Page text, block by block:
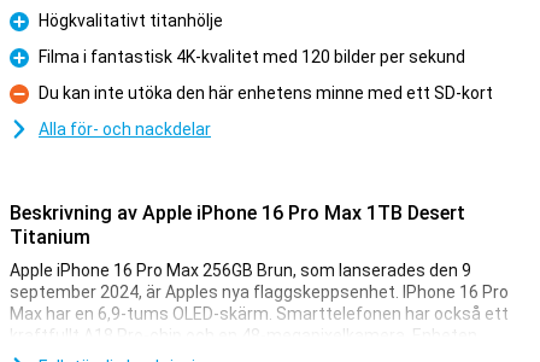
Fördelar
Högkvalitativt titanhölje
Fördelar
Filma i fantastisk 4K-kvalitet med 120 bilder per sekund
Nackdelar
Du kan inte utöka den här enhetens minne med ett SD-kort
Alla för- och nackdelar
Beskrivning av Apple iPhone 16 Pro Max 1TB Desert
Titanium
Apple iPhone 16 Pro Max 256GB Brun, som lanserades den 9
september 2024, är Apples nya flaggskeppsenhet. IPhone 16 Pro
Max har en 6,9-tums OLED-skärm. Smarttelefonen har också ett
kraftfullt A18 Pro-chip och en 48-megapixelkamera. Enheten
erbjuder en premiumupplevelse med en titankropp, kapacitiva